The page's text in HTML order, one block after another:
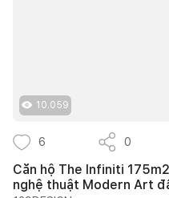
10.059
6 0
Căn hộ The Infiniti
nghệ thuật Modern Art